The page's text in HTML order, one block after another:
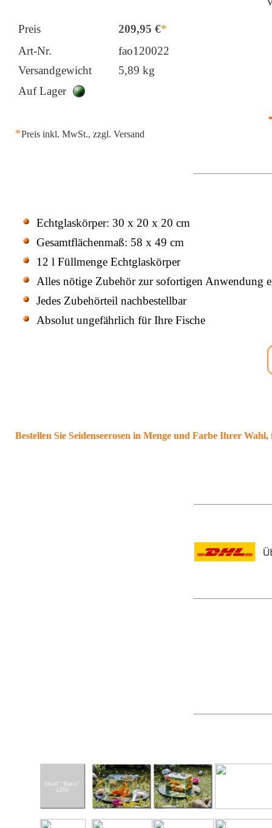
Preis
Art-Nr.
fao120022
Versandgewicht
5,89 kg
Auf Lager
*Preis inkl. MwSt., zzgl. Versand
Echtglaskörper: 30 x 20 x 20 cm
Gesamtflächenmaß: 58 x 49 cm
12 l Füllmenge Echtglaskörper
Alles nötige Zubehör zur sofortigen Anwendung
Jedes Zubehörteil nachbestellbar
Absolut ungefährlich für Ihre Fische
Bestellen Sie Seidenseerosen in Menge und Farbe Ihrer